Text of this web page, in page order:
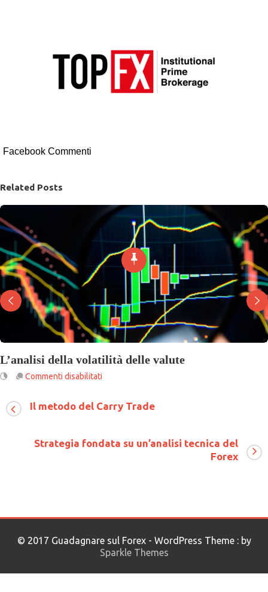
Facebook Commenti
Related Posts
L’analisi della volatilità delle valute
Commenti disabilitati
volatilità
Il metodo del Carry Trade
Strategia fondata su un’analisi tecnica del
Forex
© 2017 Guadagnare sul Forex - WordPress Theme : by
Sparkle Themes